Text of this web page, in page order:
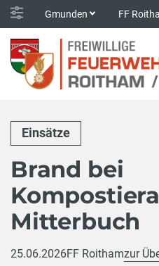
Gmunden FF
Einsätze
Brand bei
Mitterbuch
25.06.2026FF Roithamzur